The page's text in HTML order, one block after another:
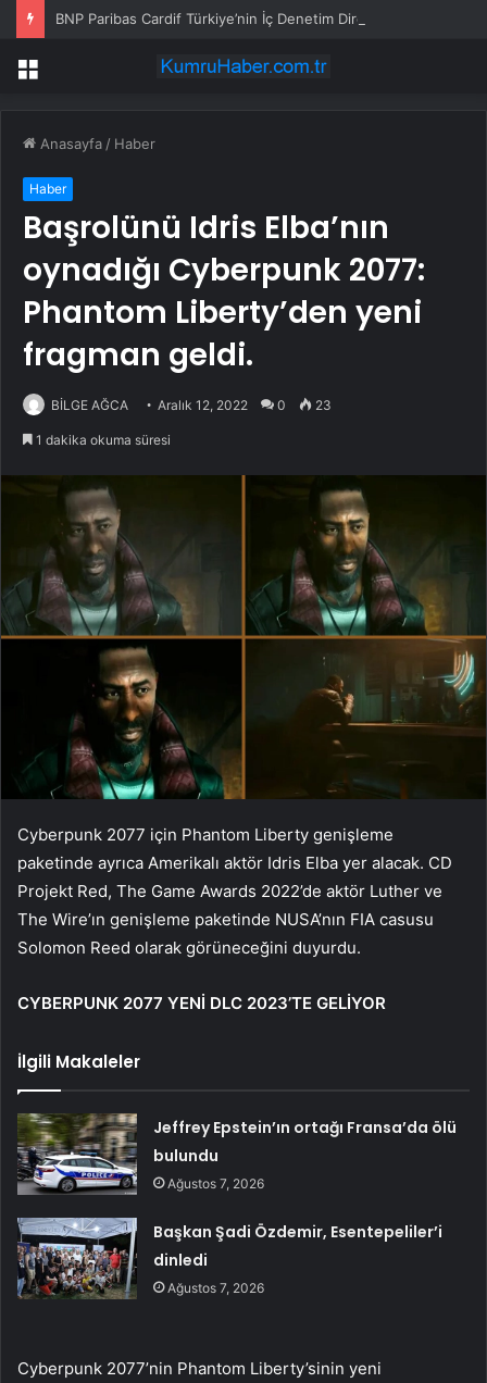
Menü
Anasayfa / Haber
Haber
Başrolünü Idris Elba’nın
oynadığı Cyberpunk 2077:
Phantom Liberty’den yeni
fragman geldi.
BİLGE AĞCA Aralık 12, 2022 0 23
1 dakika okuma süresi
Cyberpunk 2077 için Phantom Liberty genişleme
paketinde ayrıca Amerikalı aktör Idris Elba yer alacak. CD
Projekt Red, The Game Awards 2022’de aktör Luther ve
The Wire’ın genişleme paketinde NUSA’nın FIA casusu
Solomon Reed olarak görüneceğini duyurdu.
CYBERPUNK 2077 YENİ DLC 2023’TE GELİYOR
İlgili Makaleler
Jeffrey Epstein’ın ortağı Fransa’da ölü
bulundu
Ağustos 7, 2026
Başkan Şadi Özdemir, Esentepeliler’i
dinledi
Ağustos 7, 2026
Cyberpunk 2077’nin Phantom Liberty’sinin yeni